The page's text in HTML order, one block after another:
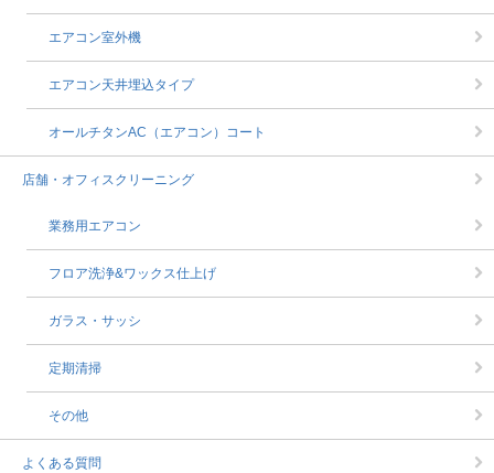
エアコン室外機
エアコン天井埋込タイプ
オールチタンAC（エアコン）コート
店舗・オフィスクリーニング
業務用エアコン
フロア洗浄&ワックス仕上げ
ガラス・サッシ
定期清掃
その他
よくある質問